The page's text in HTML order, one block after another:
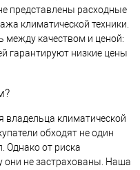
представлены расходные
климатической техники.
между качеством и ценой:
гарантируют низкие цены
владельца климатической
обходят не один
Однако от риска
они не застрахованы. Наша